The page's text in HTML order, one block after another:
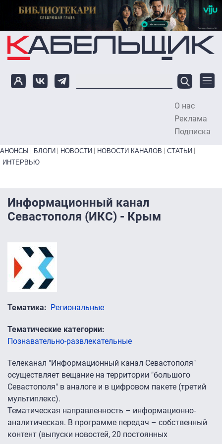
Перейти к основному содержанию
О нас
Реклама
Подписка
Primary links bottom
АНОНСЫ БЛОГИ НОВОСТИ НОВОСТИ КАНАЛОВ
СТАТЬИ
ИНТЕРВЬЮ
Информационный канал
Севастополя (ИКС) - Крым
Тематика Региональные
Тематические категории
Познавательно-развлекательные
Телеканал "Информационный канал Севастополя"
осуществляет вещание на территории "большого
Севастополя" в аналоге и в цифровом пакете (третий
мультиплекс).
Тематическая направленность – информационно-
аналитическая. В программе передач – собственный
контент (выпуски новостей, 20 постоянных